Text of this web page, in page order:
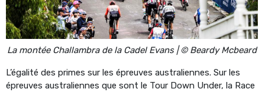
La montée Challambra de la Cadel Evans | © Beardy Mcbeard
L’égalité des primes sur les épreuves australiennes. Sur les
épreuves australiennes que sont le Tour Down Under, la Race